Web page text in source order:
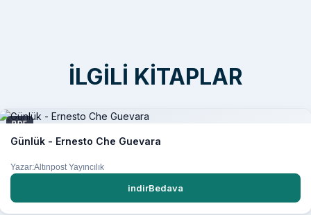
İLGILI KITAPLAR
PDF
Günlük - Ernesto Che Guevara
Yazar:Altınpost Yayıncılık
indirBedava